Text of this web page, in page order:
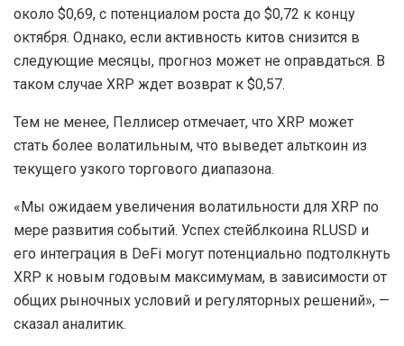
около $0,69, с потенциалом роста до $0,72 к концу
октября. Однако, если активность китов снизится в
следующие месяцы, прогноз может не оправдаться. В
таком случае XRP ждет возврат к $0,57.
Тем не менее, Пеллисер отмечает, что XRP может
стать более волатильным, что выведет альткоин из
текущего узкого торгового диапазона.
«Мы ожидаем увеличения волатильности для XRP по
мере развития событий. Успех стейблкоина RLUSD и
его интеграция в DeFi могут потенциально подтолкнуть
XRP к новым годовым максимумам, в зависимости от
общих рыночных условий и регуляторных решений», —
сказал аналитик.